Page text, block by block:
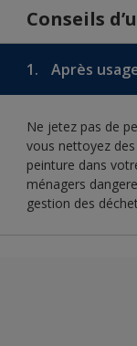
Conseils
1. Après
Ne jetez pas de
vous nettoyez
peinture dans
ménagers
gestion des